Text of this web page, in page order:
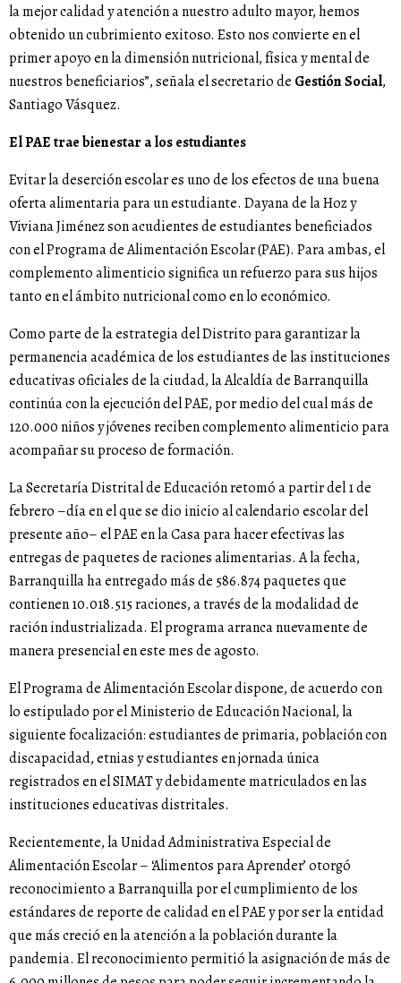
la mejor calidad y atención a nuestro adulto mayor, hemos
obtenido un cubrimiento exitoso. Esto nos convierte en el
primer apoyo en la dimensión nutricional, física y mental de
nuestros beneficiarios”, señala el secretario de Gestión Social,
Santiago Vásquez.
El PAE trae bienestar a los estudiantes
Evitar la deserción escolar es uno de los efectos de una buena
oferta alimentaria para un estudiante. Dayana de la Hoz y
Viviana Jiménez son acudientes de estudiantes beneficiados
con el Programa de Alimentación Escolar (PAE). Para ambas, el
complemento alimenticio significa un refuerzo para sus hijos
tanto en el ámbito nutricional como en lo económico.
Como parte de la estrategia del Distrito para garantizar la
permanencia académica de los estudiantes de las instituciones
educativas oficiales de la ciudad, la Alcaldía de Barranquilla
continúa con la ejecución del PAE, por medio del cual más de
120.000 niños y jóvenes reciben complemento alimenticio para
acompañar su proceso de formación.
La Secretaría Distrital de Educación retomó a partir del 1 de
febrero –día en el que se dio inicio al calendario escolar del
presente año– el PAE en la Casa para hacer efectivas las
entregas de paquetes de raciones alimentarias. A la fecha,
Barranquilla ha entregado más de 586.874 paquetes que
contienen 10.018.515 raciones, a través de la modalidad de
ración industrializada. El programa arranca nuevamente de
manera presencial en este mes de agosto.
El Programa de Alimentación Escolar dispone, de acuerdo con
lo estipulado por el Ministerio de Educación Nacional, la
siguiente focalización: estudiantes de primaria, población con
discapacidad, etnias y estudiantes en jornada única
registrados en el SIMAT y debidamente matriculados en las
instituciones educativas distritales.
Recientemente, la Unidad Administrativa Especial de
Alimentación Escolar – ‘Alimentos para Aprender’ otorgó
reconocimiento a Barranquilla por el cumplimiento de los
estándares de reporte de calidad en el PAE y por ser la entidad
que más creció en la atención a la población durante la
pandemia. El reconocimiento permitió la asignación de más de